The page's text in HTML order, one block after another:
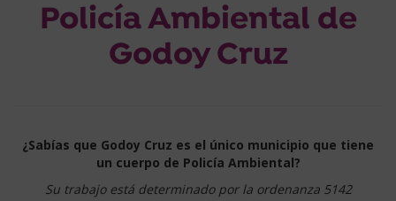
Policía Ambiental de
Godoy Cruz
¿Sabías que Godoy Cruz es el único municipio que tiene
un cuerpo de Policía Ambiental?
Su trabajo está determinado por la ordenanza 5142